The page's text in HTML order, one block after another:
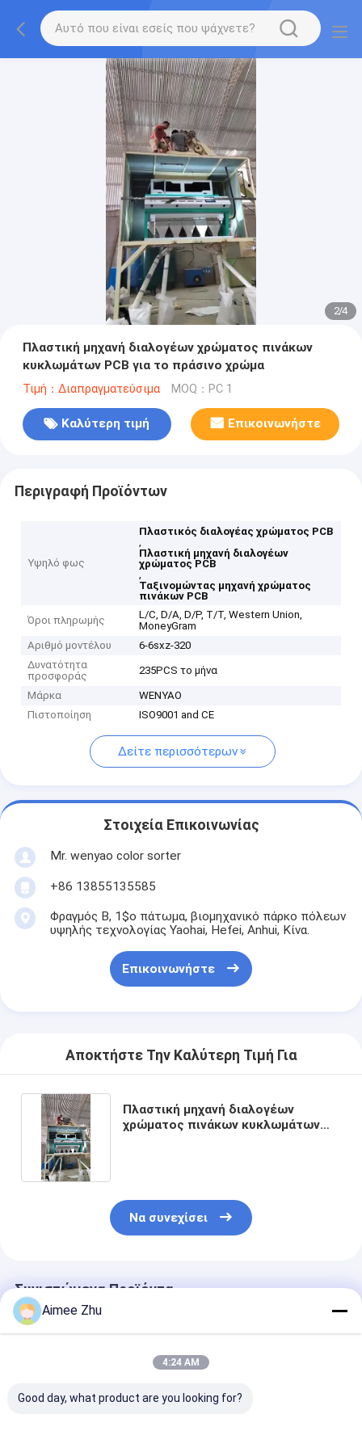
2/4
Πλαστική μηχανή διαλογέων χρώματος πινάκων
κυκλωμάτων PCB για το πράσινο χρώμα
Τιμή：Διαπραγματεύσιμα MOQ：PC 1
Καλύτερη τιμή Επικοινωνήστε
Περιγραφή Προϊόντων
Υψηλό φως
Πλαστικός διαλογέας χρώματος PCB
,
Πλαστική μηχανή διαλογέων
χρώματος PCB
,
Ταξινομώντας μηχανή χρώματος
πινάκων PCB
Όροι πληρωμής
L/C, D/A, D/P, T/T, Western Union,
MoneyGram
Αριθμό μοντέλου
6-6sxz-320
Δυνατότητα
προσφοράς
235PCS το μήνα
Μάρκα
WENYAO
Πιστοποίηση
ISO9001 and CE
Δείτε περισσότερων
Στοιχεία Επικοινωνίας
Mr. wenyao color sorter
+86 13855135585
Φραγμός Β, 1$ο πάτωμα, βιομηχανικό πάρκο πόλεων
υψηλής τεχνολογίας Yaohai, Hefei, Anhui, Κίνα.
Επικοινωνήστε
Αποκτήστε Την Καλύτερη Τιμή Για
Πλαστική μηχανή διαλογέων
χρώματος πινάκων κυκλωμάτων
Να συνεχίσει
Συνιστώμενα Προϊόντα
Aimee Zhu
4:24 AM
Good day, what product are you looking for?